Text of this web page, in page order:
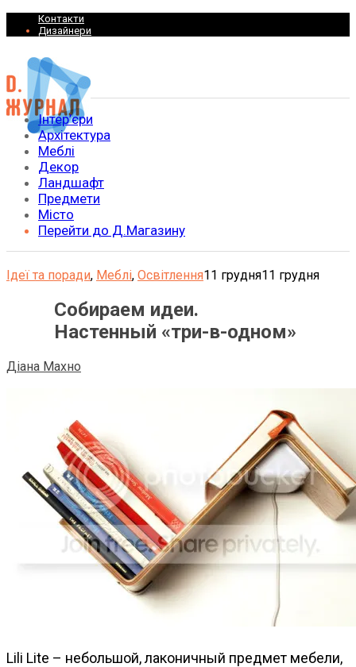
Контакти
Дизайнери
Інтер’єри
Архітектура
Меблі
Декор
Ландшафт
Предмети
Місто
Перейти до Д.Магазину
Ідеї та поради, Меблі, Освітлення11 грудня11 грудня
Собираем идеи.
Настенный «три-в-одном»
Діана Махно
Lili Lite – небольшой, лаконичный предмет мебели,